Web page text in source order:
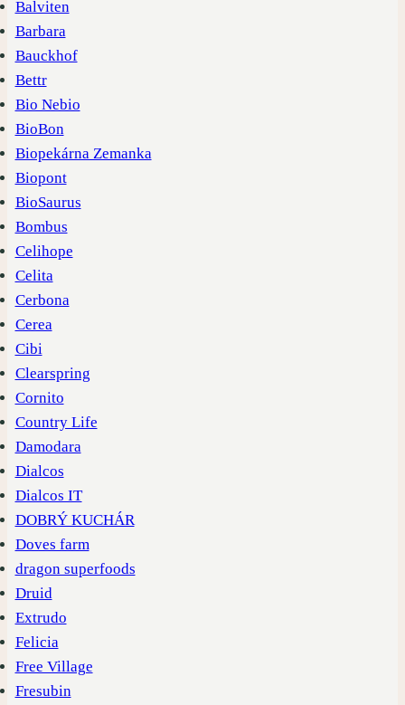
Balviten
Barbara
Bauckhof
Bettr
Bio Nebio
BioBon
Biopekárna Zemanka
Biopont
BioSaurus
Bombus
Celihope
Celita
Cerbona
Cerea
Cibi
Clearspring
Cornito
Country Life
Damodara
Dialcos
Dialcos IT
DOBRÝ KUCHÁR
Doves farm
dragon superfoods
Druid
Extrudo
Felicia
Free Village
Fresubin